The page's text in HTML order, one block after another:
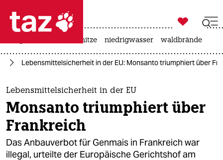
 taz zahl ich
taz zahl ich
themen
politik
öko

taz zahl ich
hitze niedrigwasser waldbrände
Lebensmittelsicherheit in der EU: Monsanto triumphiert über
Lebensmittelsicherheit in der EU
Monsanto triumphiert über
Frankreich
Das Anbauverbot für Genmais in Frankreich war
illegal, urteilte der Europäische Gerichtshof am